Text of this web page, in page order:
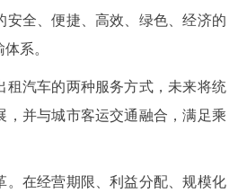
安全、便捷、高效、绿色、经济的
系。
汽车的两种服务方式，未来将统
，并与城市客运交通融合，满足乘
在经营期限、利益分配、规模化